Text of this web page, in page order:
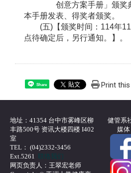
创意方案手册」颁奖典
本手册发表、得奖者颁奖。
(五)【颁奖时间：114年11
点待确定后，另行通知。】。
Share Print
地址：41354 台中市雾峰区柳
丰路500号 资讯大楼四楼 I402
室
TEL： (04)2332-3456
Ext.5261联络我们
网页负责人：王翠宏老师
健管系
媒体